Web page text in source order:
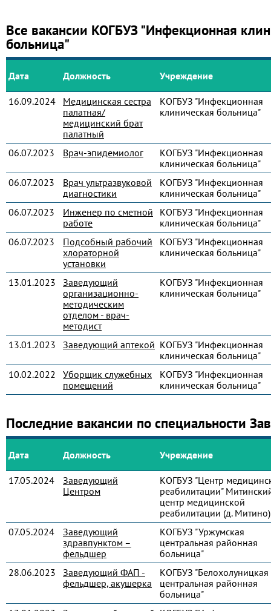
Все вакансии КОГБУЗ "Инфекционная
больница"
Дата Должность Учреждение
16.09.2024
Медицинская сестра
палатная/
медицинский брат
палатный
КОГБУЗ "Инфекционная
клиническая больница"
06.07.2023 Врач-эпидемиолог
КОГБУЗ "Инфекционная
клиническая больница"
06.07.2023
Врач ультразвуковой
диагностики
КОГБУЗ "Инфекционная
клиническая больница"
06.07.2023
Инженер по сметной
работе
КОГБУЗ "Инфекционная
клиническая больница"
06.07.2023
Подсобный рабочий
хлораторной
установки
КОГБУЗ "Инфекционная
клиническая больница"
13.01.2023
Заведующий
организационно-
методическим
отделом - врач-
методист
КОГБУЗ "Инфекционная
клиническая больница"
13.01.2023 Заведующий аптекой КОГБУЗ "Инфекционная
клиническая больница"
10.02.2022
Уборщик служебных
помещений
КОГБУЗ "Инфекционная
клиническая больница"
Последние вакансии по специальности
Дата Должность Учреждение
17.05.2024
Заведующий
Центром
КОГБУЗ "Центр
реабилитации"
центр медицинской
реабилитации (д. Митино)
07.05.2024
Заведующий
здравпунктом –
фельдшер
КОГБУЗ "Уржумская
центральная районная
больница"
28.06.2023
Заведующий ФАП -
фельдшер, акушерка
КОГБУЗ "Белохолуницкая
центральная районная
больница"